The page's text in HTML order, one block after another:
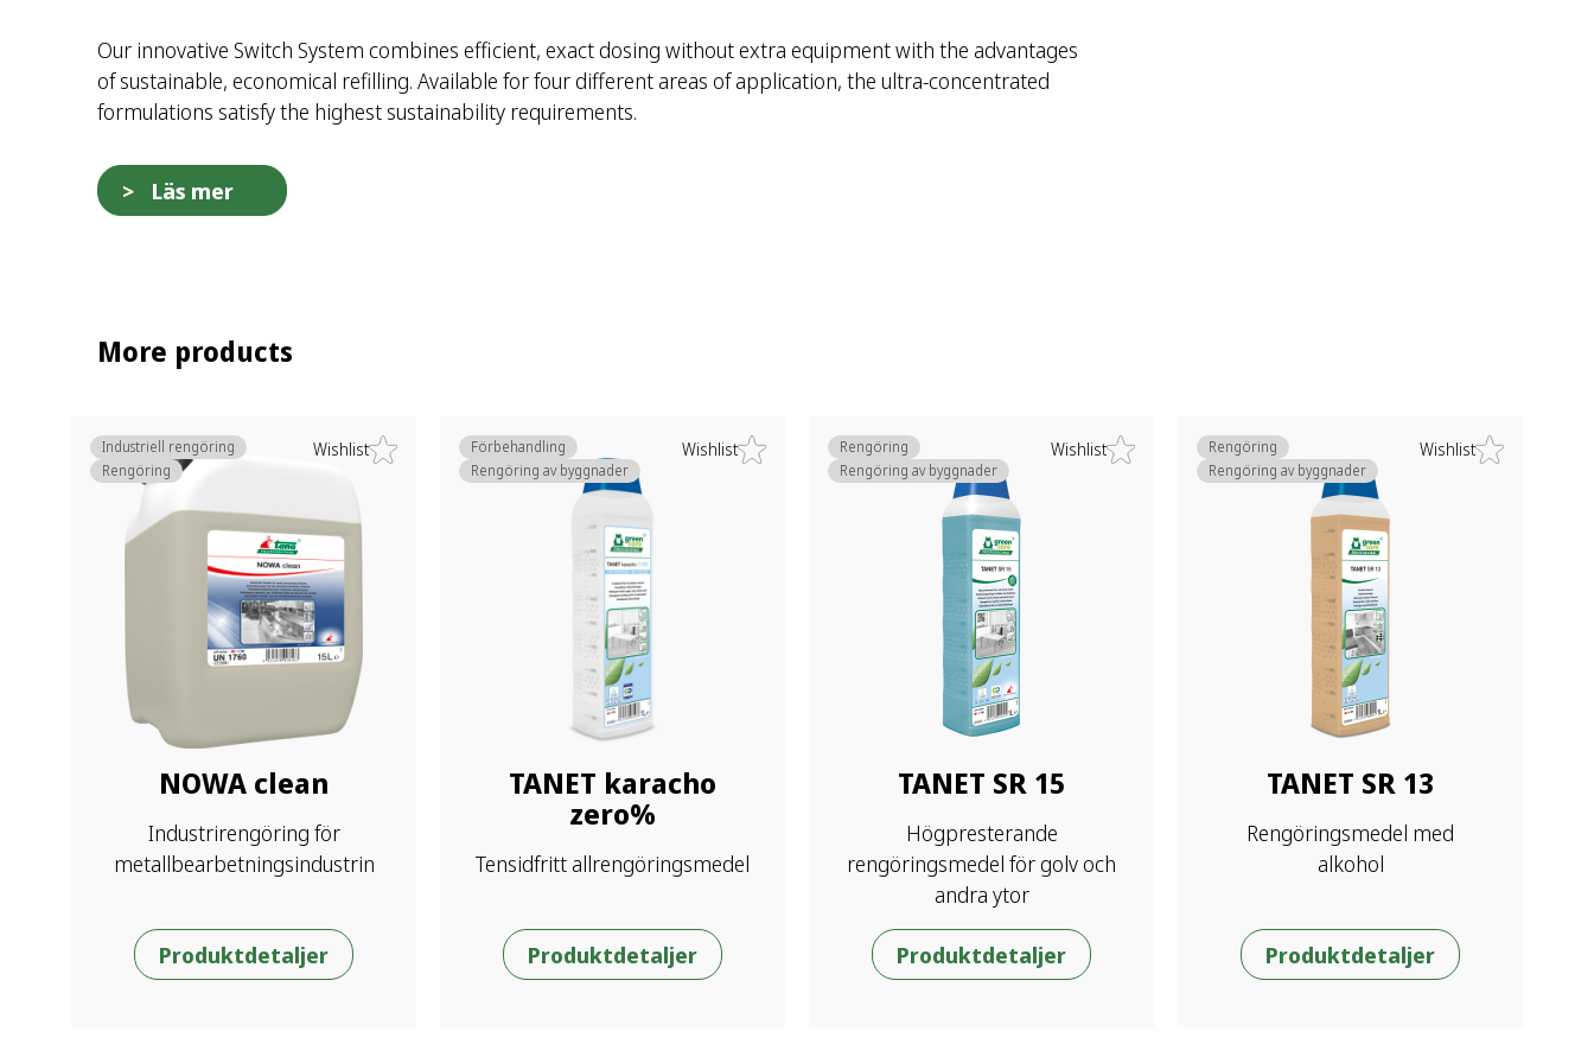
Our innovative Switch System combines efficient, exact dosing without extra equipment with the advantages
of sustainable, economical refilling. Available for four different areas of application, the ultra-concentrated
formulations satisfy the highest sustainability requirements.
Läs mer
More products
Wishlist
NOWA clean
Industrirengöring för
metallbearbetningsindustrin
Industriell rengöring
Rengöring
Produktdetaljer
Wishlist
TANET karacho
zero%
Tensidfritt allrengöringsmedel
Förbehandling
Rengöring av byggnader
Produktdetaljer
Wishlist
TANET SR 15
Högpresterande
rengöringsmedel för golv och
andra ytor
Rengöring
Rengöring av byggnader
Produktdetaljer
Wishlist
TANET SR 13
Rengöringsmedel med
alkohol
Rengöring
Rengöring av byggnader
Produktdetaljer